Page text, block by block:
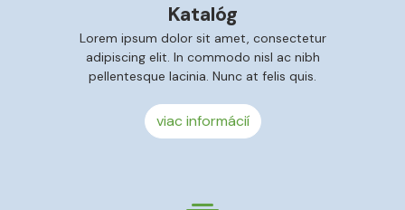
Katalóg
Lorem ipsum dolor sit amet, consectetur
adipiscing elit. In commodo nisl ac nibh
pellentesque lacinia. Nunc at felis quis.
viac informácií